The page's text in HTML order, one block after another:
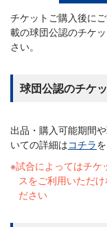
チケットご購入後に
載の球団公認のチケ
さい。
球団公認のチケ
出品・購入可能期間
いての詳細はコチラ
試合によってはチケ
スをご利用いただ
ださい